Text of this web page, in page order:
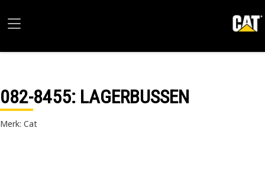
082-8455: LAGERBUSSEN
Merk: Cat